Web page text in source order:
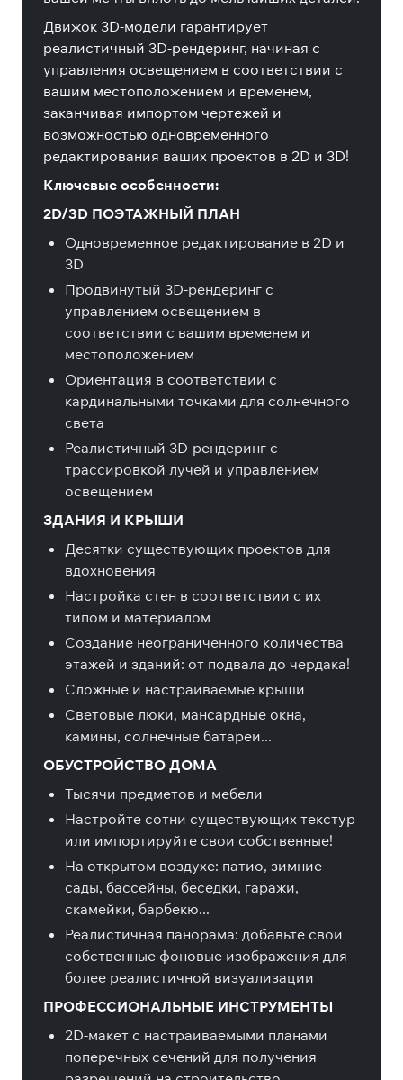
Движок 3D-модели гарантирует
реалистичный 3D-рендеринг, начиная с
управления освещением в соответствии с
вашим местоположением и временем,
заканчивая импортом чертежей и
возможностью одновременного
редактирования ваших проектов в 2D и 3D!
Ключевые особенности:
2D/3D ПОЭТАЖНЫЙ ПЛАН
Одновременное редактирование в 2D и
3D
Продвинутый 3D-рендеринг с
управлением освещением в
соответствии с вашим временем и
местоположением
Ориентация в соответствии с
кардинальными точками для солнечного
света
Реалистичный 3D-рендеринг с
трассировкой лучей и управлением
освещением
ЗДАНИЯ И КРЫШИ
Десятки существующих проектов для
вдохновения
Настройка стен в соответствии с их
типом и материалом
Создание неограниченного количества
этажей и зданий: от подвала до чердака!
Сложные и настраиваемые крыши
Световые люки, мансардные окна,
камины, солнечные батареи...
ОБУСТРОЙСТВО ДОМА
Тысячи предметов и мебели
Настройте сотни существующих текстур
или импортируйте свои собственные!
На открытом воздухе: патио, зимние
сады, бассейны, беседки, гаражи,
скамейки, барбекю...
Реалистичная панорама: добавьте свои
собственные фоновые изображения для
более реалистичной визуализации
ПРОФЕССИОНАЛЬНЫЕ ИНСТРУМЕНТЫ
2D-макет с настраиваемыми планами
поперечных сечений для получения